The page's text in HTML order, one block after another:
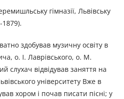
гімназії, Львівську
1879).
здобував музичну освіту в
о. І. Лаврівського, о. М.
слухач відвідував заняття на
університету Вже в
хором і почав писати пісні; у